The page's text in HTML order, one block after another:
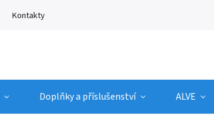
Kontakty
Doplňky a příslušenství ALVE